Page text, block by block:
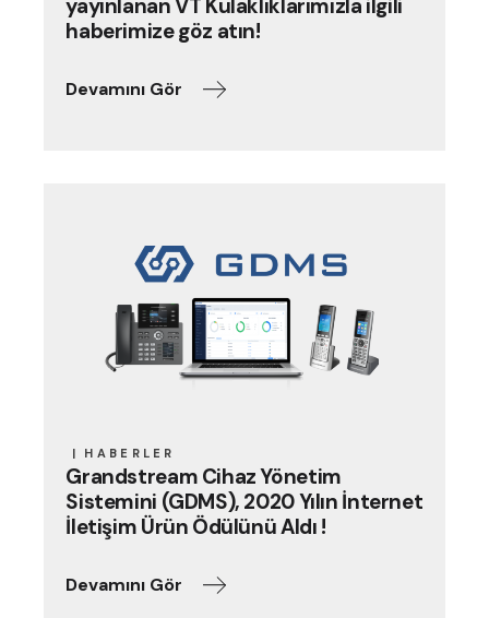
yayınlanan VT Kulaklıklarımızla ilgili
haberimize göz atın!
Devamını Gör
HABERLER
Grandstream Cihaz Yönetim
Sistemini (GDMS), 2020 Yılın İnternet
İletişim Ürün Ödülünü Aldı !
Devamını Gör